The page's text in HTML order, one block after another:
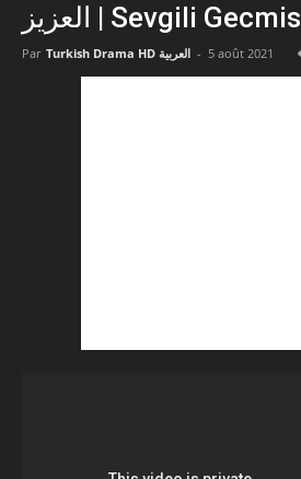
العزيز | Sevgili Gecmis
Par Turkish Drama HD العربية - 5 août 2021